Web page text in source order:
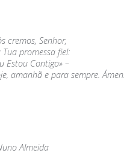
cremos, Senhor,
Tua promessa fiel:
Estou Contigo» –
amanhã e para sempre. Ámen.
Almeida